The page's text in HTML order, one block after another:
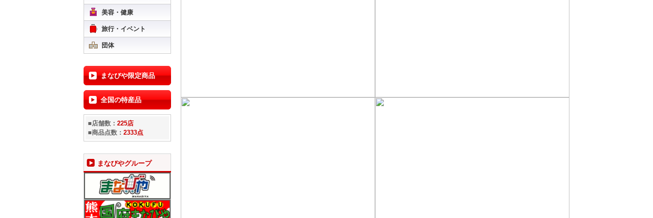
美容・健康
旅行・イベント
団体
まなびや限定商品
全国の特産品
■店舗数： 225店
■商品点数： 2333点
まなびやグループ